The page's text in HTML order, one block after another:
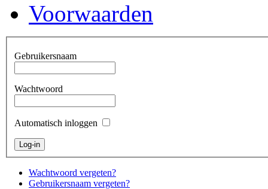
Voorwaarden
Gebruikersnaam
Wachtwoord
Automatisch inloggen
Wachtwoord vergeten?
Gebruikersnaam vergeten?